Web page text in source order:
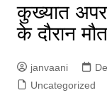
कुख्यात
के दौरान
janvaani
Uncategorized